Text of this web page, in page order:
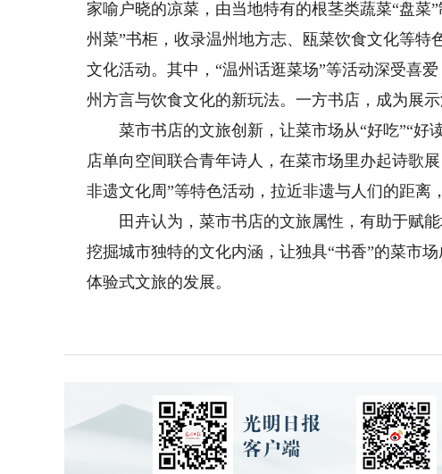
家喻户晓的凉菜，由当地特有的根茎类蔬菜“盘菜
州菜”书柜，收录温州地方志、瓯菜饮食文化等特
文化活动。其中，“温州话逛菜场”等活动深受喜
州方言与饮食文化的新玩法。一方书店，成为展
菜市书店的文旅创新，让菜市场从“好吃”“好
店单向空间联合青年诗人，在菜市场里办起诗歌
非遗文化周”等特色活动，拉近非遗与人们的距
田卉认为，菜市书店的文旅属性，有助于赋能
挖掘城市独特的文化内涵，让独具“书香”的菜市
体验式文旅的发展。